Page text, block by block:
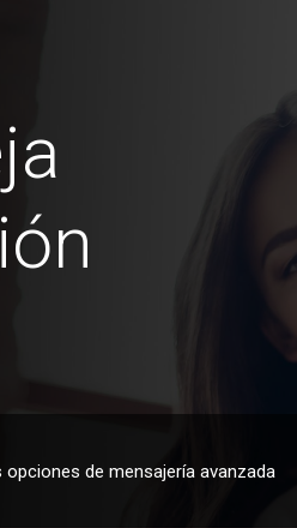
opciones de mensajería avanzada